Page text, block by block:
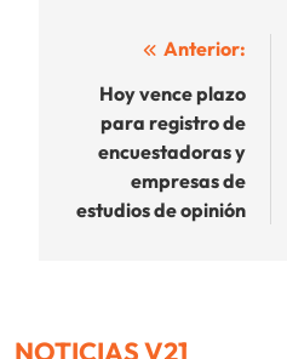
Navegación
entradas
Anterior:
Hoy vence plazo
para registro de
encuestadoras y
empresas de
estudios de opinión
NOTICIAS V21